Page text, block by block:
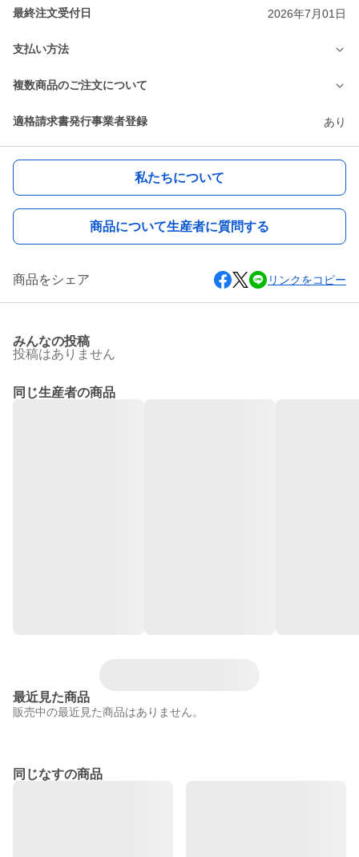
最終注文受付日 2026年7月01日
支払い方法
複数商品のご注文について
適格請求書発行事業者登録 あり
私たちについて
商品について生産者に質問する
商品をシェア リンクをコピー
みんなの投稿
投稿はありません
同じ生産者の商品
最近見た商品
販売中の最近見た商品はありません。
同じなすの商品